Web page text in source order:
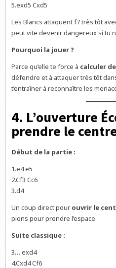
5.exd5 Cxd5
Les Blancs attaquent f7 très tôt
peut vite devenir dangereux si tu
Pourquoi la jouer ?
Parce qu’elle te force à calculer
défendre et à attaquer très tôt
t’entraîner à reconnaître les
4. L’ouverture
prendre le
Début de la partie :
1.e4 e5
2.Cf3 Cc6
3.d4
Un coup direct pour ouvrir le
pions pour prendre l’espace.
Suite classique :
3… exd4
4.Cxd4 Cf6